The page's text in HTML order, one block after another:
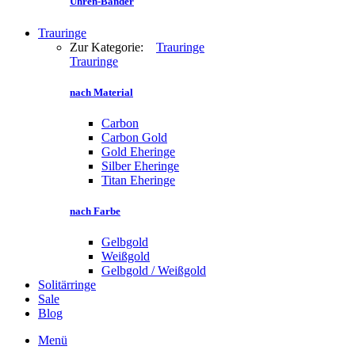
Trauringe
Zur Kategorie: Trauringe
Trauringe
nach Material
Carbon
Carbon Gold
Gold Eheringe
Silber Eheringe
Titan Eheringe
nach Farbe
Gelbgold
Weißgold
Gelbgold / Weißgold
Solitärringe
Sale
Blog
Menü